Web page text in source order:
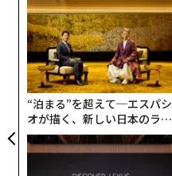
“泊まる”を超えて─エスパシ
オが描く、新しい日本のラグ
ジュアリー（中編）